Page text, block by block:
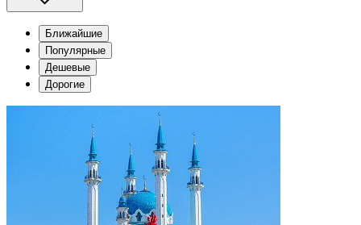
Ближайшие
Популярные
Дешевые
Дорогие